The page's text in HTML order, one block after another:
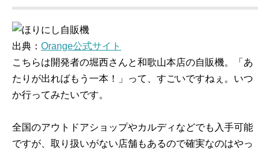
出典： Orange公式サイト
こちらは開発者の堀西さんと和歌山本店の自販機。「あ
たりが出ればもう一本！」って、すごいですねぇ。いつ
か行ってみたいです。
全国のアウトドアショップやカルディなどでも入手可能
ですが、取り扱いがない店舗もあるので確実なのはやっ